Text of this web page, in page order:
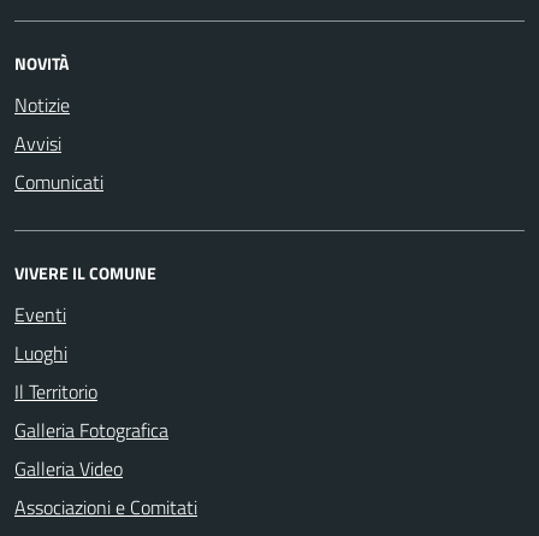
NOVITÀ
Notizie
Avvisi
Comunicati
VIVERE IL COMUNE
Eventi
Luoghi
Il Territorio
Galleria Fotografica
Galleria Video
Associazioni e Comitati